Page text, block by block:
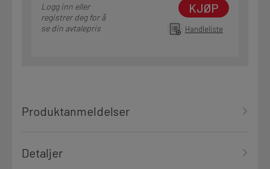
Logg inn eller
registrer deg for å
se din avtalepris
KJØP
Handleliste
Produktanmeldelser
Detaljer